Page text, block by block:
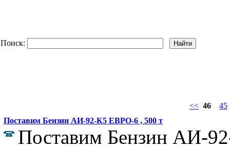
Поиск:
<< 46
45
Поставим Бензин АИ-92-К5 ЕВРО-6 , 500 т
Поставим Бензин АИ-